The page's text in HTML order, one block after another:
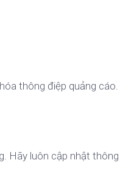
thông điệp quảng cáo.
Hãy luôn cập nhật